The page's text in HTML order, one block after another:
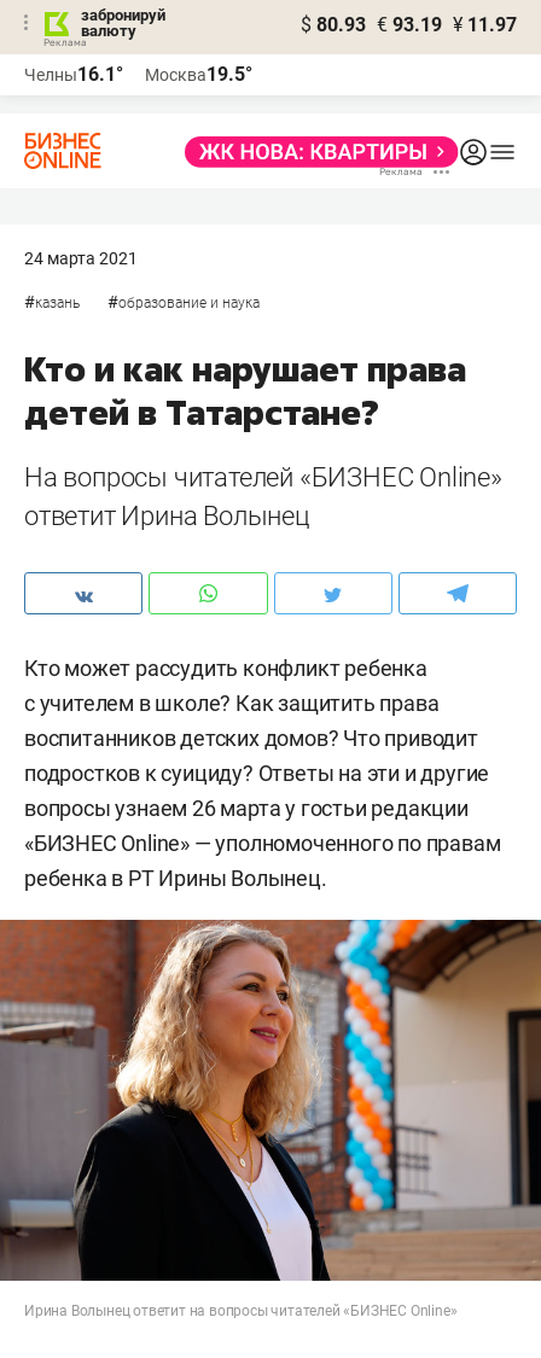
забронируй
валюту
$ 80.93 € 93.19 ¥ 11.97
Челны16.1° Москва19.5°
24 марта 2021
#казань #образование и наука
Кто и как нарушает права
детей в Татарстане?
На вопросы читателей «БИЗНЕС Online»
ответит Ирина Волынец
Кто может рассудить конфликт ребенка
с учителем в школе? Как защитить права
воспитанников детских домов? Что приводит
подростков к суициду? Ответы на эти и другие
вопросы узнаем 26 марта у гостьи редакции
«БИЗНЕС Online» — уполномоченного по правам
ребенка в РТ Ирины Волынец.
Ирина Волынец ответит на вопросы читателей «БИЗНЕС Online»